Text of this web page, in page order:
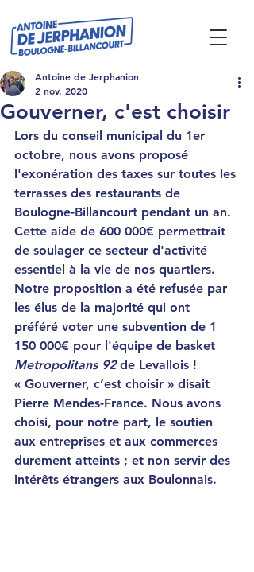
Gouverner, c'est choisir
Antoine de Jerphanion
2 nov. 2020
Lors du conseil municipal du 1er
octobre, nous avons proposé
l'exonération des taxes sur toutes les
terrasses des restaurants de
Boulogne-Billancourt pendant un an.
Cette aide de 600 000€ permettrait
de soulager ce secteur d'activité
essentiel à la vie de nos quartiers.
Notre proposition a été refusée par
les élus de la majorité qui ont
préféré voter une subvention de 1
150 000€ pour l'équipe de basket
Metropolitans 92 de Levallois !
« Gouverner, c’est choisir » disait
Pierre Mendes-France. Nous avons
choisi, pour notre part, le soutien
aux entreprises et aux commerces
durement atteints ; et non servir des
intérêts étrangers aux Boulonnais.